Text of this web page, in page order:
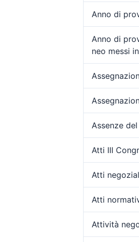
Anno di
Anno di
neo messi
Assenze
Atti III
Atti
Atti
Attività